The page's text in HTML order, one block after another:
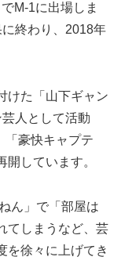
M-1に出場しま
終わり、2018年
けた「山下ギャン
人として活動
「豪快キャプテ
しています。
ん」で「部屋は
てしまうなど、芸
を徐々に上げてき